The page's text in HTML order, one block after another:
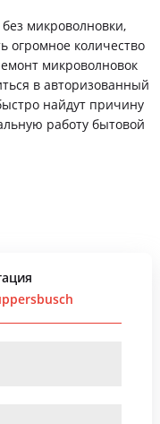
микроволновки,
огромное количество
микроволновок
в авторизованный
найдут причину
работу бытовой